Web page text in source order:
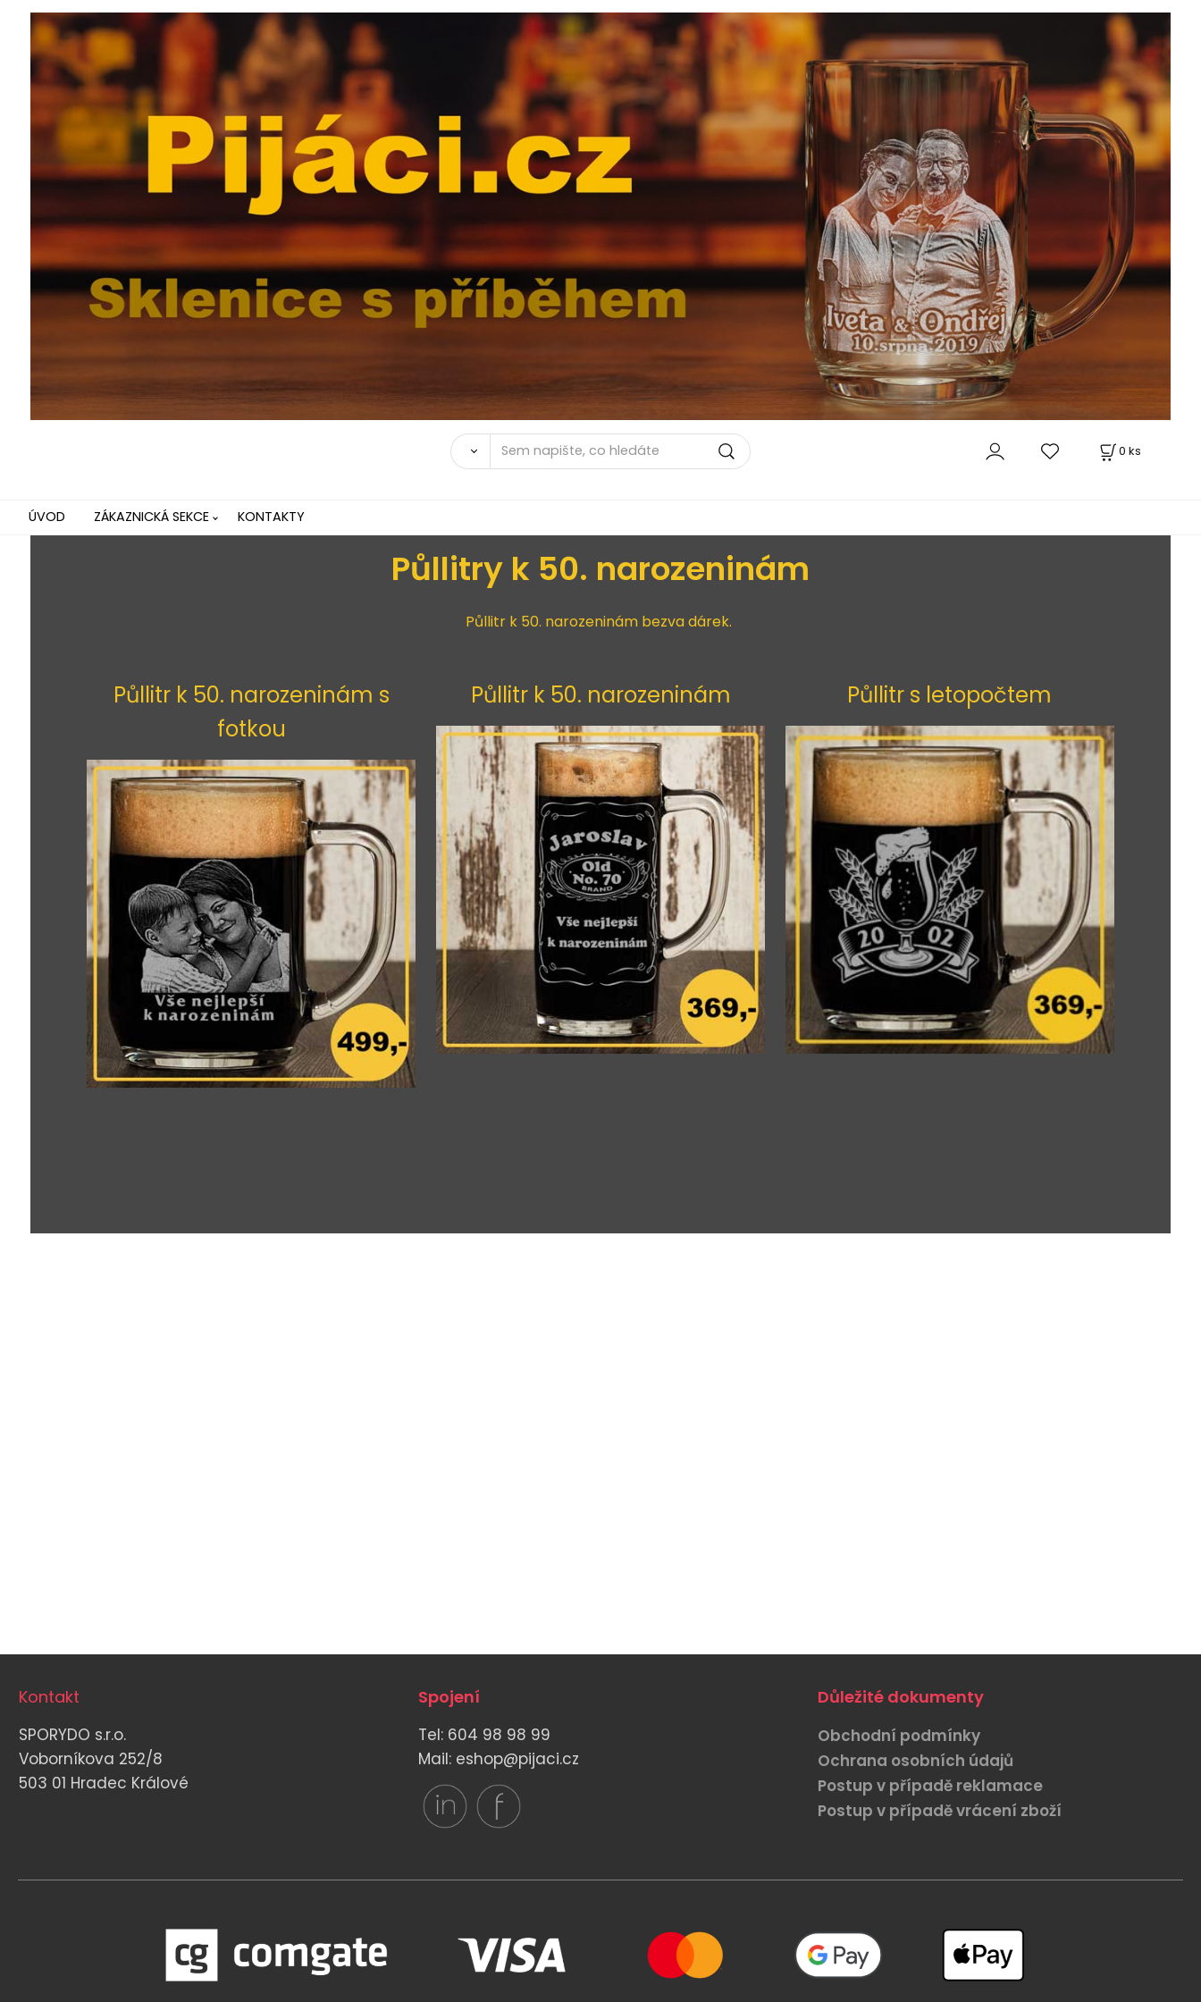
0 ks
ÚVOD ZÁKAZNICKÁ SEKCE KONTAKTY
Půllitry k 50. narozeninám
Půllitr k 50. narozeninám bezva dárek.
Půllitr k 50. narozeninám s
fotkou
Půllitr k 50. narozeninám Půllitr s letopočtem
Kontakt
SPORYDO s.r.o.
Voborníkova 252/8
503 01 Hradec Králové
Spojení
Tel: 604 98 98 99
Mail: eshop@pijaci.cz
Důležité dokumenty
Obchodní podmínky
Ochrana osobních údajů
Postup v případě reklamace
Postup v případě vrácení zboží